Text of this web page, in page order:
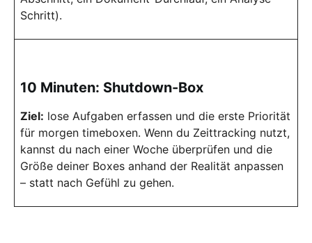
Schritt).
10 Minuten: Shutdown-Box
Ziel: lose Aufgaben erfassen und die erste Priorität
für morgen timeboxen. Wenn du Zeittracking nutzt,
kannst du nach einer Woche überprüfen und die
Größe deiner Boxes anhand der Realität anpassen
– statt nach Gefühl zu gehen.